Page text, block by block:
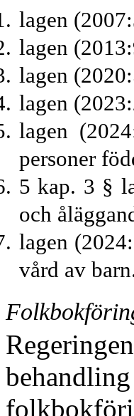
lagen
lagen
lagen
lagen
lagen
personer
5 kap. 3 §
och
lagen
vård av